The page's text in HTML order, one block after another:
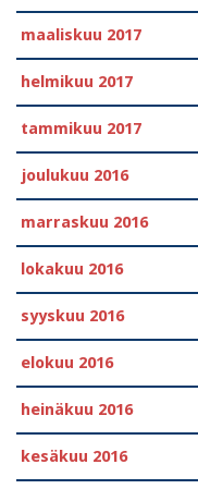
maaliskuu 2017
helmikuu 2017
tammikuu 2017
joulukuu 2016
marraskuu 2016
lokakuu 2016
syyskuu 2016
elokuu 2016
heinäkuu 2016
kesäkuu 2016